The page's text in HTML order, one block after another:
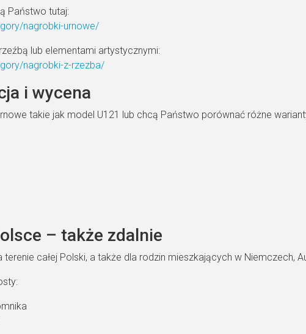
Państwo tutaj:
nagrobki-urnowe/
lub elementami artystycznymi:
nagrobki-z-rzezba/
i wycena
takie jak model U121 lub chcą Państwo porównać różne
– także zdalnie
całej Polski, a także dla rodzin mieszkających w Niemczech,